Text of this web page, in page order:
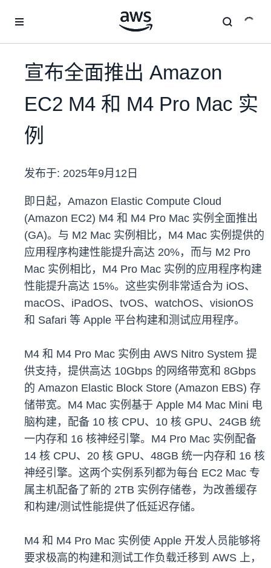
宣布全面推出 Amazon
EC2 M4 和 M4 Pro Mac 实
例
发布于: 2025年9月12日
即日起，Amazon Elastic Compute Cloud
(Amazon EC2) M4 和 M4 Pro Mac 实例全面推出
(GA)。与 M2 Mac 实例相比，M4 Mac 实例提供的
应用程序构建性能提升高达 20%，而与 M2 Pro
Mac 实例相比，M4 Pro Mac 实例的应用程序构建
性能提升高达 15%。这些实例非常适合为 iOS、
macOS、iPadOS、tvOS、watchOS、visionOS
和 Safari 等 Apple 平台构建和测试应用程序。
M4 和 M4 Pro Mac 实例由 AWS Nitro System 提
供支持，提供高达 10Gbps 的网络带宽和 8Gbps
的 Amazon Elastic Block Store (Amazon EBS) 存
储带宽。M4 Mac 实例基于 Apple M4 Mac Mini 电
脑构建，配备 10 核 CPU、10 核 GPU、24GB 统
一内存和 16 核神经引擎。M4 Pro Mac 实例配备
14 核 CPU、20 核 GPU、48GB 统一内存和 16 核
神经引擎。这两个实例系列都为每台 EC2 Mac 专
属主机配备了新的 2TB 实例存储卷，为改善缓存
和构建/测试性能提供了低延迟存储。
M4 和 M4 Pro Mac 实例使 Apple 开发人员能够将
要求极高的构建和测试工作负载迁移到 AWS 上，